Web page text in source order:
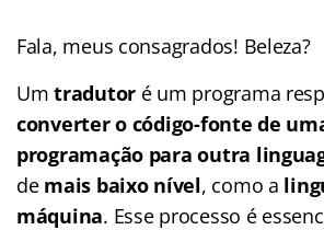
Fala, meus consagrados! Beleza?
Umtradutor é um programa
converter o código-fonte de
programação para outra
de mais baixo nível, como a
máquina. Esse processo é